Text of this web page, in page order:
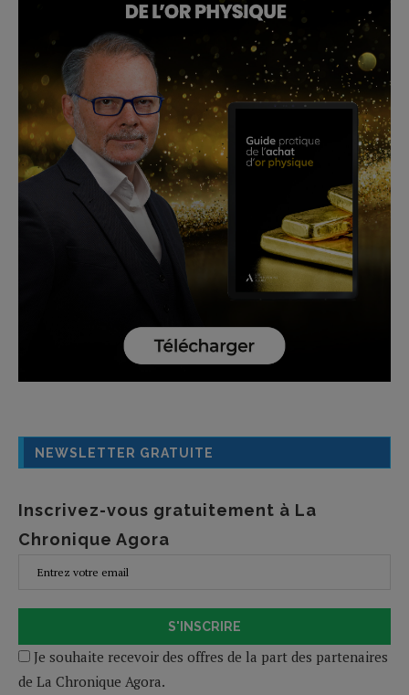
NEWSLETTER GRATUITE
Inscrivez-vous gratuitement à La
Chronique Agora
S'INSCRIRE
Je souhaite recevoir des offres de la part des partenaires
de La Chronique Agora.